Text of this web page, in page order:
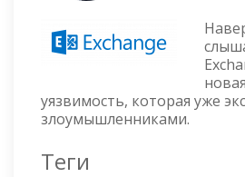
уязвимость, которая уже
злоумышленниками.
Теги